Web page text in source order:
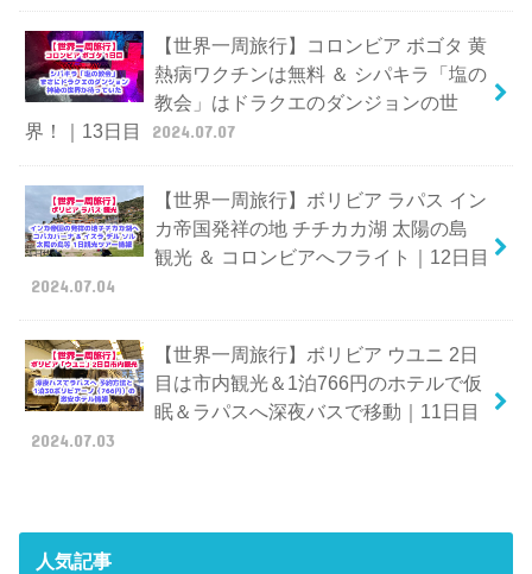
【世界一周旅行】コロンビア ボゴタ 黄
熱病ワクチンは無料 ＆ シパキラ「塩の
教会」はドラクエのダンジョンの世
界！｜13日目
2024.07.07
【世界一周旅行】ボリビア ラパス イン
カ帝国発祥の地 チチカカ湖 太陽の島
観光 ＆ コロンビアへフライト｜12日目
2024.07.04
【世界一周旅行】ボリビア ウユニ 2日
目は市内観光＆1泊766円のホテルで仮
眠＆ラパスへ深夜バスで移動｜11日目
2024.07.03
人気記事